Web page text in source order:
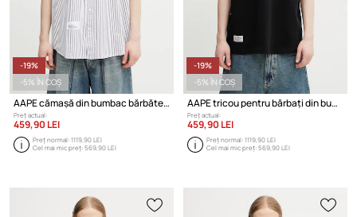
-19%
-5% ÎN COȘ
AAPE cămașă din bumbac bărbătească
Preț actual:
459,90 LEI
Preț normal:1119,90 LEI
Cel mai mic preț:569,90 LEI
-19%
-5% ÎN COȘ
AAPE tricou pentru bărbați din bumbac
Preț actual:
459,90 LEI
Preț normal:1119,90 LEI
Cel mai mic preț:569,90 LEI